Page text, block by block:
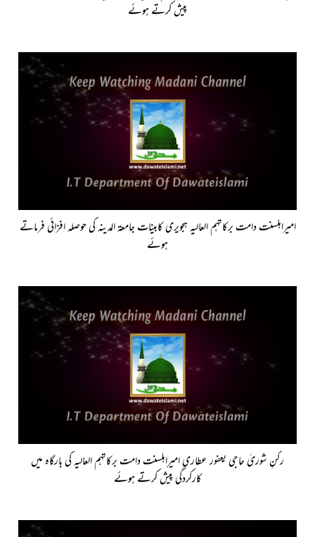
پیش کرتے ہوئے
امیراہلسنت دامت برکاتہم العالیہ ہجویری کابینات جامعۃ المدینہ کی حوصلہ افزائی فرماتے
ہوئے
رکنِ شوریٰ حاجی یعفور عطاری امیرِاہلسنت دامت برکاتہم العالیہ کی بارگاہ میں
کارکردگی پیش کرتے ہوئے